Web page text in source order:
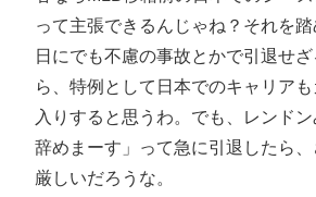
って主張できるんじゃね？それを
日にでも不慮の事故とかで引退せ
ら、特例として日本でのキャリア
入りすると思うわ。でも、レンド
辞めまーす」って急に引退したら
厳しいだろうな。